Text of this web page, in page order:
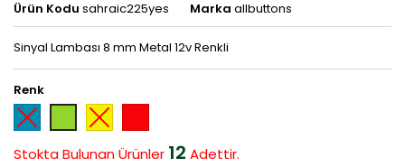
Ürün Kodu sahraic225yes Marka allbuttons
Sinyal Lambası 8 mm Metal 12v Renkli
Renk
Mavi
Sarı
Stokta BulunanÜrünler 12 Adettir.